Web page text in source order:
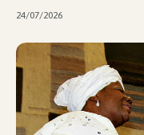
24/07/2026